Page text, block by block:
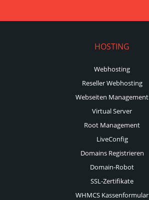
HOSTING
Webhosting
Reseller Webhosting
Webseiten Management
Virtual Server
Root Management
LiveConfig
Domains Registrieren
Domain-Robot
SSL-Zertifikate
WHMCS Kassenformular